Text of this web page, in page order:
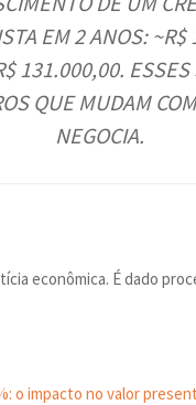
EM 2 ANOS:
131.000,00. ESSES
QUE MUDAM
NEGOCIA.
econômica. É dado
o impacto no valor